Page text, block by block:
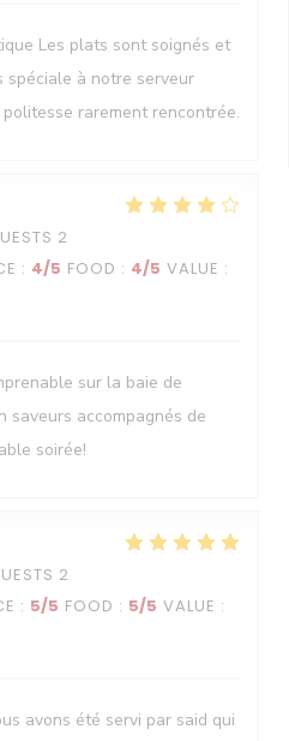
Les plats sont soignés et
spéciale à notre serveur
politesse rarement rencontrée.
2
: 4/5 FOOD : 4/5 VALUE :
sur la baie de
saveurs accompagnés de
soirée!
2
: 5/5 FOOD : 5/5 VALUE :
avons été servi par said qui